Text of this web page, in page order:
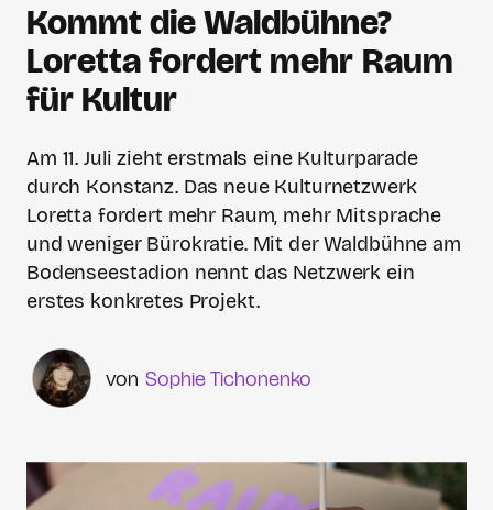
Kommt die Waldbühne?
Loretta fordert mehr Raum
für Kultur
Am 11. Juli zieht erstmals eine Kulturparade
durch Konstanz. Das neue Kulturnetzwerk
Loretta fordert mehr Raum, mehr Mitsprache
und weniger Bürokratie. Mit der Waldbühne am
Bodenseestadion nennt das Netzwerk ein
erstes konkretes Projekt.
Sophie Tichonenko